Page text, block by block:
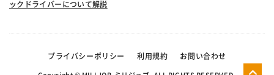
ックドライバーについて解説
プライバシーポリシー 利用規約 お問い合わせ